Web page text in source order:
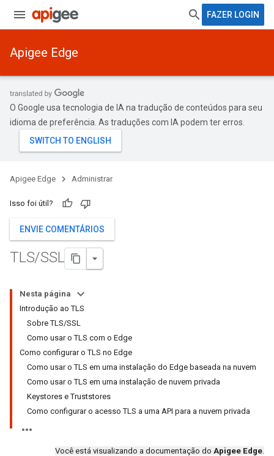
FAZER LOGIN
Apigee Edge
O Google usa tecnologia de IA na tradução de conteúdos para seu
idioma de preferência. As traduções com IA podem ter erros.
Apigee Edge Administrar
Isso foi útil?
ENVIE COMENTÁRIOS
TLS/SSL
Nesta página
Introdução ao TLS
Sobre TLS/SSL
Como usar o TLS com o Edge
Como configurar o TLS no Edge
Como usar o TLS em uma instalação do Edge baseada na nuvem
Como usar o TLS em uma instalação de nuvem privada
Keystores e Truststores
Como configurar o acesso TLS a uma API para a nuvem privada
Você está visualizando a documentação do Apigee Edge.